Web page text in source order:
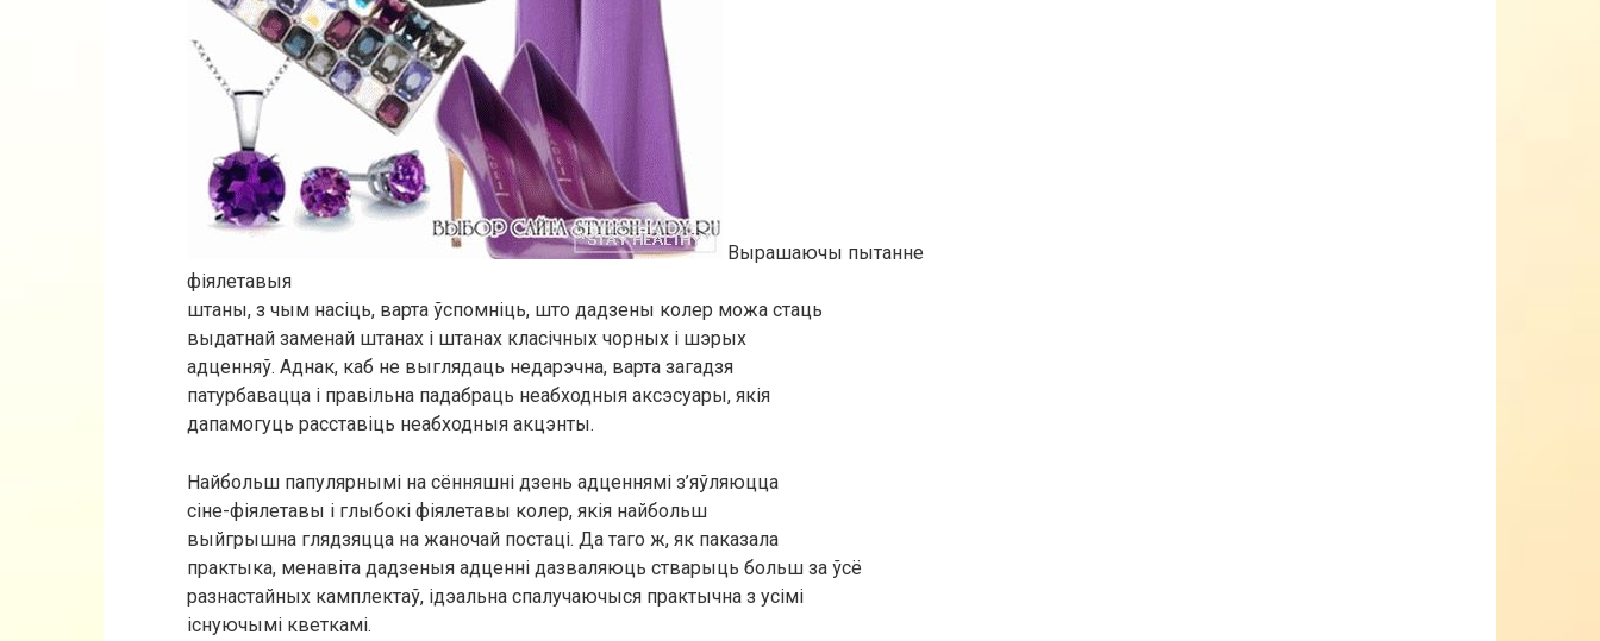
Вырашаючы пытанне
фіялетавыя
штаны, з чым насіць, варта ўспомніць, што дадзены колер можа стаць
выдатнай заменай штанах і штанах класічных чорных і шэрых
адценняў. Аднак, каб не выглядаць недарэчна, варта загадзя
патурбавацца і правільна падабраць неабходныя аксэсуары, якія
дапамогуць расставіць неабходныя акцэнты.
Найбольш папулярнымі на сённяшні дзень адценнямі з’яўляюцца
сіне-фіялетавы і глыбокі фіялетавы колер, якія найбольш
выйгрышна глядзяцца на жаночай постаці. Да таго ж, як паказала
практыка, менавіта дадзеныя адценні дазваляюць стварыць больш за ўсё
разнастайных камплектаў, ідэальна спалучаючыся практычна з усімі
існуючымі кветкамі.